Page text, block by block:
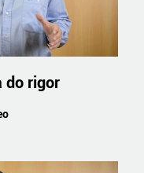
do rigor